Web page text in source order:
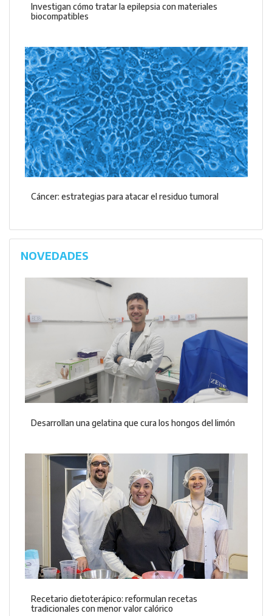
Investigan cómo tratar la epilepsia con materiales
biocompatibles
Cáncer: estrategias para atacar el residuo tumoral
NOVEDADES
Desarrollan una gelatina que cura los hongos del limón
Recetario dietoterápico: reformulan recetas
tradicionales con menor valor calórico